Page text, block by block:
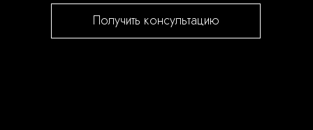
Получить консультацию